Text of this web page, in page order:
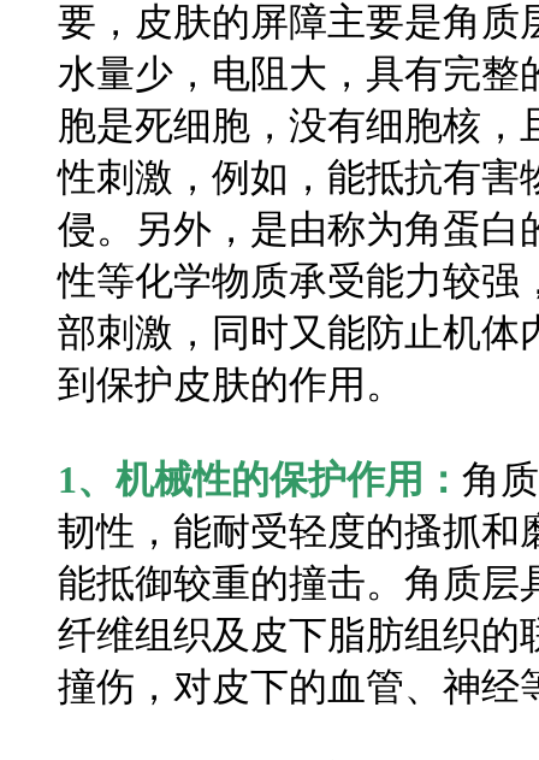
要，皮肤的屏障主要是角质
水量少，电阻大，具有完整
胞是死细胞，没有细胞核
性刺激，例如，能抵抗有害
侵。另外，是由称为角蛋白
性等化学物质承受能力较强
部刺激，同时又能防止机体
到保护皮肤的作用。
1、机械性的保护作用： 角
韧性，能耐受轻度的搔抓和
能抵御较重的撞击。角质层
纤维组织及皮下脂肪组织的
撞伤，对皮下的血管、神经